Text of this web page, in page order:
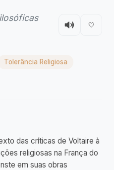
🤍
Tolerância Religiosa
das críticas de Voltaire à
religiosas na França do
em suas obras